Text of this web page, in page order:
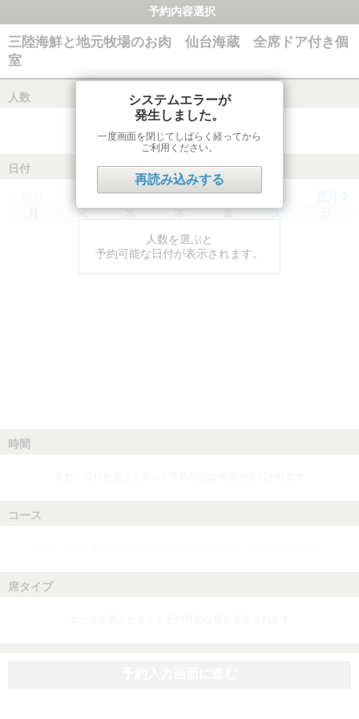
予約内容選択
三陸海鮮と地元牧場のお肉 仙台海蔵 全席ドア付き個
室
人数
日付
火 水 木 金 土
人数を選ぶと
予約可能な日付が表示されます。
時間
コース
席タイプ
システムエラーが
発生しました。
一度画面を閉じてしばらく経ってから
ご利用ください。
再読み込みする